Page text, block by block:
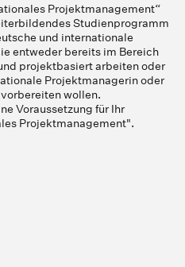
Projektmanagement“
Studienprogramm
und internationale
entweder bereits im Bereich
projektbasiert arbeiten oder
Projektmanagerin oder
wollen.
Voraussetzung für Ihr
Projektmanagement".